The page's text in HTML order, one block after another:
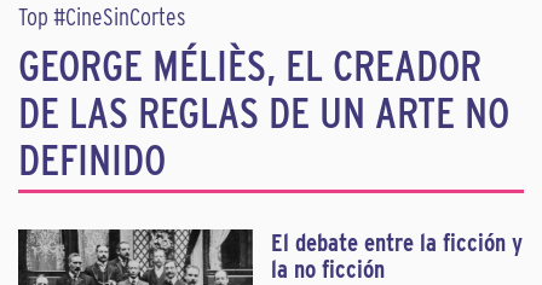
Top #CineSinCortes
GEORGE MÉLIÈS, EL CREADOR
DE LAS REGLAS DE UN ARTE NO
DEFINIDO
El debate entre la ficción y
la no ficción